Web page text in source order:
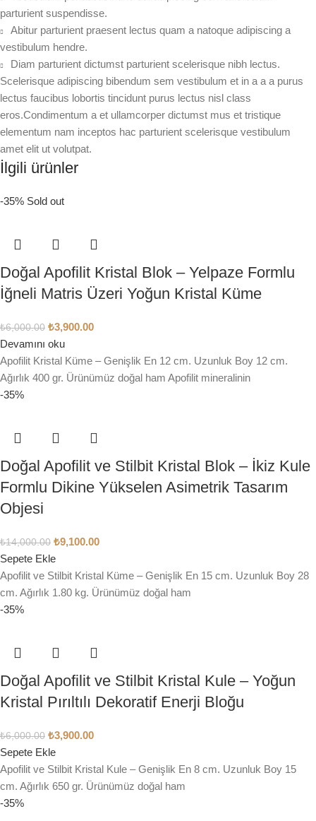
parturient suspendisse.
Abitur parturient praesent lectus quam a natoque adipiscing a
vestibulum hendre.
Diam parturient dictumst parturient scelerisque nibh lectus.
Scelerisque adipiscing bibendum sem vestibulum et in a a a purus
lectus faucibus lobortis tincidunt purus lectus nisl class
eros.Condimentum a et ullamcorper dictumst mus et tristique
elementum nam inceptos hac parturient scelerisque vestibulum
amet elit ut volutpat.
İlgili ürünler
-35% Sold out
Doğal Apofilit Kristal Blok – Yelpaze Formlu
İğneli Matris Üzeri Yoğun Kristal Küme
₺6,000.00 ₺3,900.00
Devamını oku
Apofilit Kristal Küme – Genişlik En 12 cm. Uzunluk Boy 12 cm.
Ağırlık 400 gr. Ürünümüz doğal ham Apofilit mineralinin
-35%
Doğal Apofilit ve Stilbit Kristal Blok – İkiz Kule
Formlu Dikine Yükselen Asimetrik Tasarım
Objesi
₺14,000.00 ₺9,100.00
Sepete Ekle
Apofilit ve Stilbit Kristal Küme – Genişlik En 15 cm. Uzunluk Boy 28
cm. Ağırlık 1.80 kg. Ürünümüz doğal ham
-35%
Doğal Apofilit ve Stilbit Kristal Kule – Yoğun
Kristal Pırıltılı Dekoratif Enerji Bloğu
₺6,000.00 ₺3,900.00
Sepete Ekle
Apofilit ve Stilbit Kristal Kule – Genişlik En 8 cm. Uzunluk Boy 15
cm. Ağırlık 650 gr. Ürünümüz doğal ham
-35%